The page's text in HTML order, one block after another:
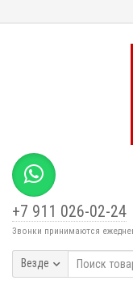
+7 911 026-02-24
Звонки принимаются
Везде